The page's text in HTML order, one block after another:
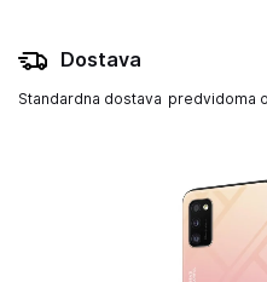
Dostava
Standardna dostava predvidoma